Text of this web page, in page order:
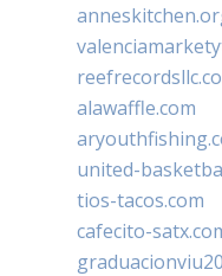
alawaffle.com
united-
tios-tacos.com
cafecito-